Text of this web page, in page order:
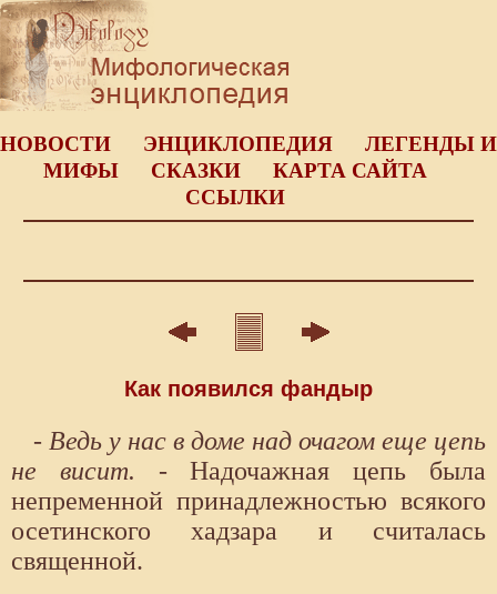
НОВОСТИ ЭНЦИКЛОПЕДИЯ
ЛЕГЕНДЫ И
МИФЫ
СКАЗКИ
КАРТА САЙТА
ССЫЛКИ
Как появился фандыр
- Ведь у нас в доме над очагом еще цепь
не висит. - Надочажная цепь была
непременной принадлежностью всякого
осетинского хадзара и считалась
священной.